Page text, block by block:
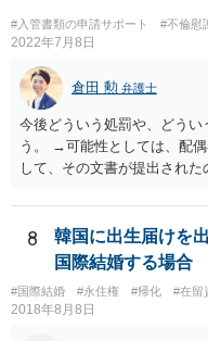
#入管書類の申請サポート #不倫慰
2022年7月8日
倉田 勲 弁護士
今後どういう処罰や、どうい
う。 →可能性としては、配
して、その文書が提出され
規定されています。
8
韓国に出生届けを
国際結婚する場合
#国際結婚 #永住権 #帰化 #在留
2018年8月8日